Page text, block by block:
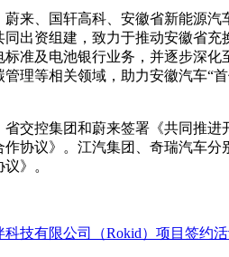
来、国轩高科、安徽省新能源汽
同出资组建，致力于推动安徽省充
准及电池银行业务，并逐步深化
理等相关领域，助力安徽汽车“
交控集团和蔚来签署《共同推进
协议》。江汽集团、奇瑞汽车分
》。
技有限公司（Rokid）项目签约